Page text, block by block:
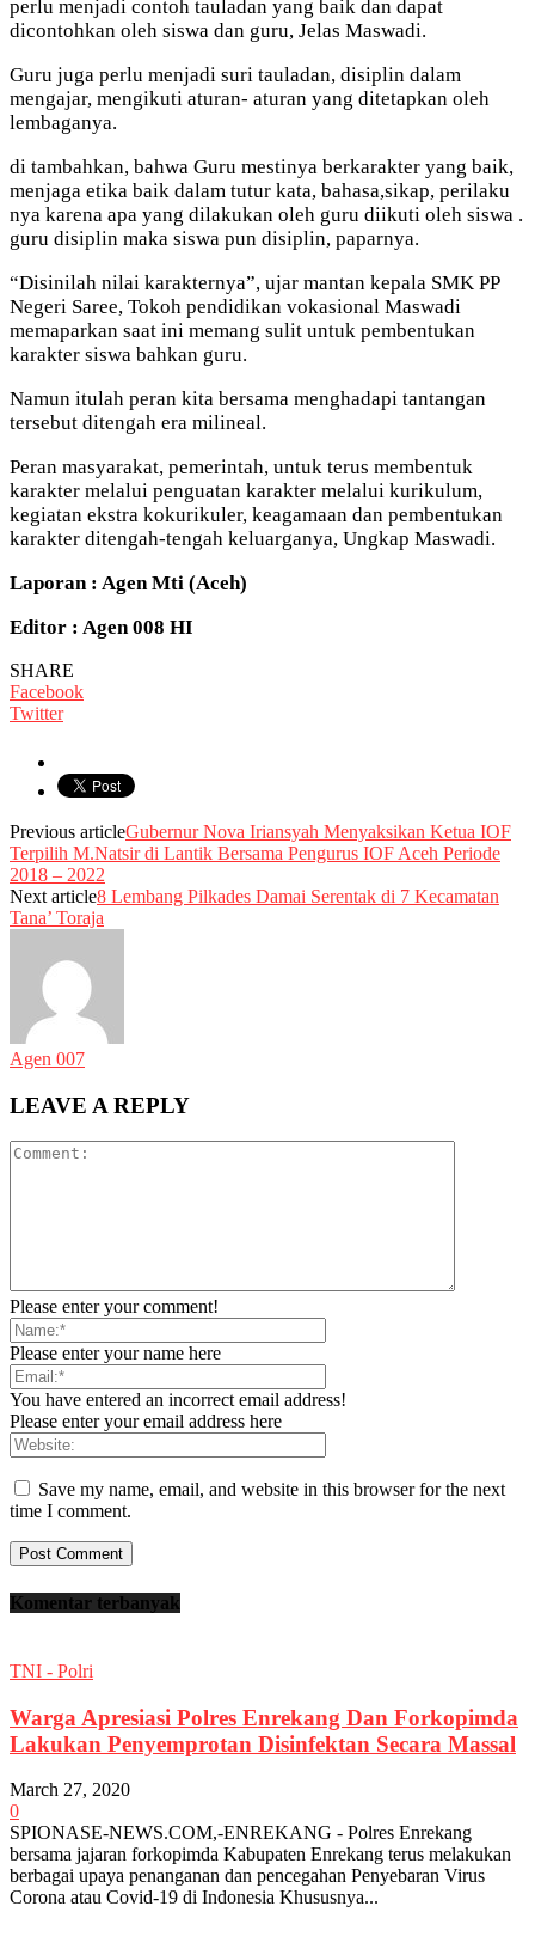
perlu menjadi contoh tauladan yang baik dan dapat
dicontohkan oleh siswa dan guru, Jelas Maswadi.
Guru juga perlu menjadi suri tauladan, disiplin dalam
mengajar, mengikuti aturan- aturan yang ditetapkan oleh
lembaganya.
di tambahkan, bahwa Guru mestinya berkarakter yang baik,
menjaga etika baik dalam tutur kata, bahasa,sikap, perilaku
nya karena apa yang dilakukan oleh guru diikuti oleh siswa .
guru disiplin maka siswa pun disiplin, paparnya.
“Disinilah nilai karakternya”, ujar mantan kepala SMK PP
Negeri Saree, Tokoh pendidikan vokasional Maswadi
memaparkan saat ini memang sulit untuk pembentukan
karakter siswa bahkan guru.
Namun itulah peran kita bersama menghadapi tantangan
tersebut ditengah era milineal.
Peran masyarakat, pemerintah, untuk terus membentuk
karakter melalui penguatan karakter melalui kurikulum,
kegiatan ekstra kokurikuler, keagamaan dan pembentukan
karakter ditengah-tengah keluarganya, Ungkap Maswadi.
Laporan : Agen Mti (Aceh)
Editor : Agen 008 HI
SHARE
Facebook
Twitter
Previous articleGubernur Nova Iriansyah Menyaksikan Ketua IOF
Terpilih M.Natsir di Lantik Bersama Pengurus IOF Aceh Periode
2018 – 2022
Next article8 Lembang Pilkades Damai Serentak di 7 Kecamatan
Tana’ Toraja
Agen 007
LEAVE A REPLY
Please enter your comment!
Please enter your name here
You have entered an incorrect email address!
Please enter your email address here
Save my name, email, and website in this browser for the next
time I comment.
Komentar terbanyak
TNI - Polri
Warga Apresiasi Polres Enrekang Dan Forkopimda
Lakukan Penyemprotan Disinfektan Secara Massal
March 27, 2020
0
SPIONASE-NEWS.COM,-ENREKANG - Polres Enrekang
bersama jajaran forkopimda Kabupaten Enrekang terus melakukan
berbagai upaya penanganan dan pencegahan Penyebaran Virus
Corona atau Covid-19 di Indonesia Khususnya...